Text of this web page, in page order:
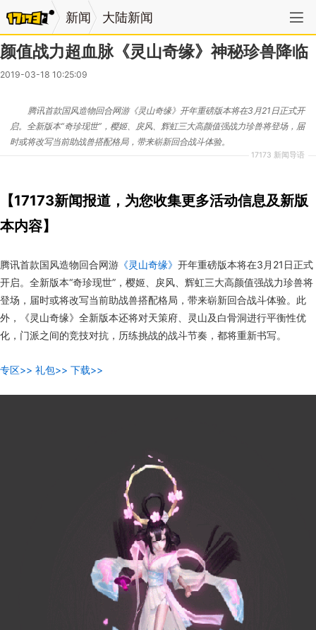
新闻 大陆新闻
颜值战力超血脉《灵山奇缘》神秘珍兽降临
2019-03-18 10:25:09
17173 新闻导语
腾讯首款国风造物回合网游《灵山奇缘》开年重磅版本将在3月21日正式开
启。全新版本“奇珍现世”，樱姬、戾风、辉虹三大高颜值强战力珍兽将登场，届
时或将改写当前助战兽搭配格局，带来崭新回合战斗体验。
【17173新闻报道，为您收集更多活动信息及新版
本内容】
腾讯首款国风造物回合网游 《灵山奇缘》 开年重磅版本将在3月21日正式
开启。全新版本“奇珍现世”，樱姬、戾风、辉虹三大高颜值强战力珍兽将
登场，届时或将改写当前助战兽搭配格局，带来崭新回合战斗体验。此
外，《灵山奇缘》全新版本还将对天策府、灵山及白骨洞进行平衡性优
化，门派之间的竞技对抗，历练挑战的战斗节奏，都将重新书写。
专区>> 礼包>> 下载>>